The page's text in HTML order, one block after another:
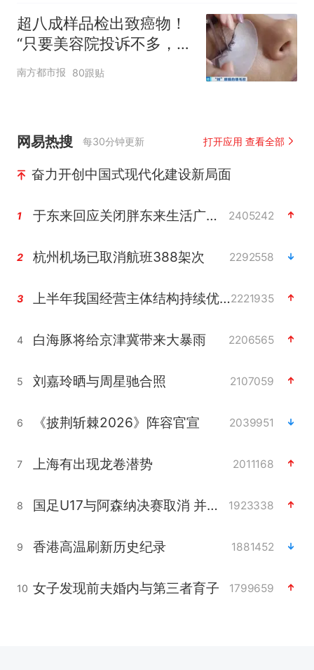
超八成样品检出致癌物！
“只要美容院投诉不多，店
家就不会更换产品”
南方都市报 80跟贴
网易热搜 每30分钟更新 打开应用 查看全部
奋力开创中国式现代化建设新局面
1 于东来回应关闭胖东来生活广场店 2405242
2 杭州机场已取消航班388架次 2292558
3 上半年我国经营主体结构持续优化2221935
4 白海豚将给京津冀带来大暴雨 2206565
5 刘嘉玲晒与周星驰合照 2107059
6 《披荆斩棘2026》阵容官宣 2039951
7 上海有出现龙卷潜势 2011168
8 国足U17与阿森纳决赛取消 并列冠军 1923338
9 香港高温刷新历史纪录 1881452
10 女子发现前夫婚内与第三者育子 1799659